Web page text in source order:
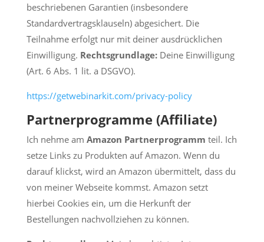
beschriebenen Garantien (insbesondere
Standardvertragsklauseln) abgesichert. Die
Teilnahme erfolgt nur mit deiner ausdrücklichen
Einwilligung. Rechtsgrundlage:Deine Einwilligung
(Art. 6 Abs. 1 lit. a DSGVO).
https://getwebinarkit.com/privacy-policy
Partnerprogramme (Affiliate)
Ich nehme am Amazon Partnerprogramm teil. Ich
setze Links zu Produkten auf Amazon. Wenn du
darauf klickst, wird an Amazon übermittelt, dass du
von meiner Webseite kommst. Amazon setzt
hierbei Cookies ein, um die Herkunft der
Bestellungen nachvollziehen zu können.